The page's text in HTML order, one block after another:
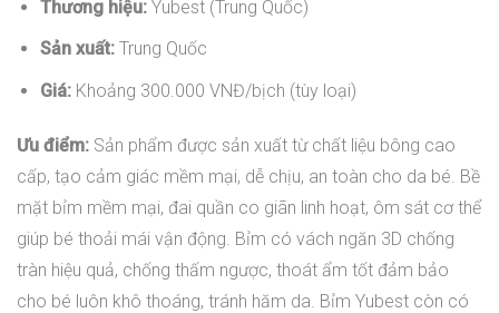
Thương hiệu:Yubest (Trung Quốc)
Sản xuất:Trung Quốc
Giá:Khoảng 300.000 VNĐ/bịch (tùy loại)
Ưu điểm: Sản phẩm được sản xuất từ chất liệu bông cao
cấp, tạo cảm giác mềm mại, dễ chịu, an toàn cho da bé. Bề
mặt bỉm mềm mại, đai quần co giãn linh hoạt, ôm sát cơ thể
giúp bé thoải mái vận động. Bỉm có vách ngăn 3D chống
tràn hiệu quả, chống thấm ngược, thoát ẩm tốt đảm bảo
cho bé luôn khô thoáng, tránh hăm da. Bỉm Yubest còn có